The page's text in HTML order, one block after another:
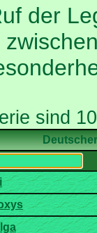
der